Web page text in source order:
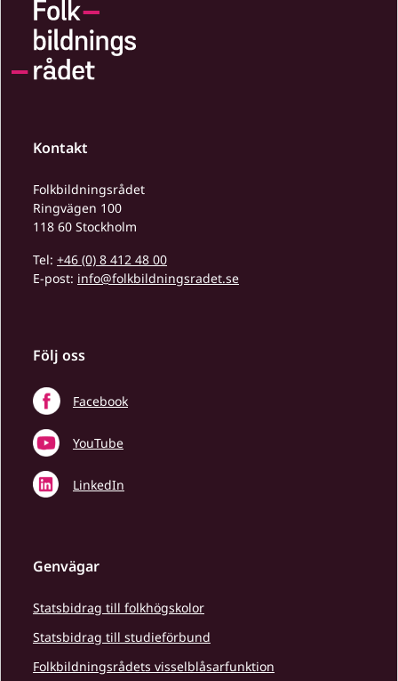
Kontakt
Folkbildningsrådet
Ringvägen 100
118 60 Stockholm
Tel: +46 (0) 8 412 48 00
E-post: info@folkbildningsradet.se
Följ oss
Facebook
YouTube
LinkedIn
Genvägar
Statsbidrag till folkhögskolor
Statsbidrag till studieförbund
Folkbildningsrådets visselblåsarfunktion